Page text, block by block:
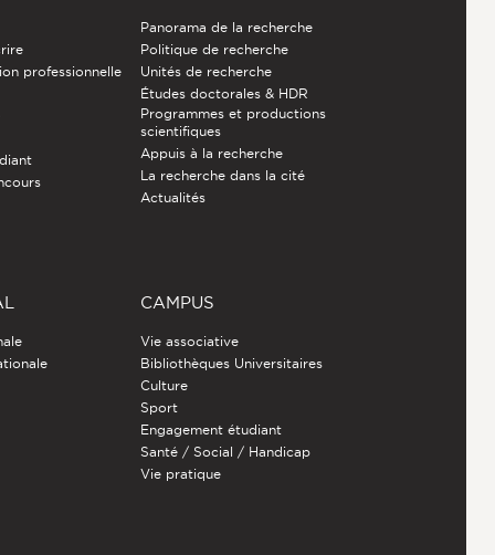
professionnelle
Panorama de la recherche
Politique de recherche
Unités de recherche
Études doctorales & HDR
Programmes et productions
scientifiques
Appuis à la recherche
La recherche dans la cité
Actualités
CAMPUS
Vie associative
Bibliothèques Universitaires
Culture
Sport
Engagement étudiant
Santé / Social / Handicap
Vie pratique